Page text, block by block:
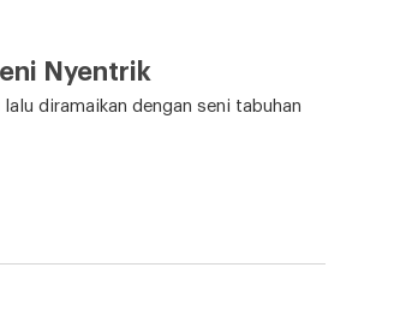
Nyentrik
diramaikan dengan seni tabuhan